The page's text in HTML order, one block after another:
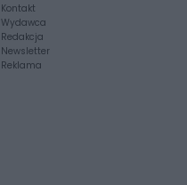
Kontakt
Wydawca
Redakcja
Newsletter
Reklama